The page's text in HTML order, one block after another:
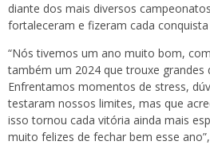
diante dos mais diversos
fortaleceram e fizeram cada
“Nós tivemos um ano muito bom,
também um 2024 que trouxe grandes
Enfrentamos momentos de stress,
testaram nossos limites, mas que
isso tornou cada vitória ainda mais
muito felizes de fechar bem esse